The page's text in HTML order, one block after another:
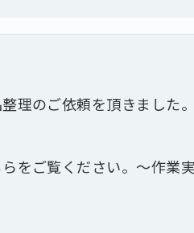
理のご依頼を頂きました。
をご覧ください。～作業